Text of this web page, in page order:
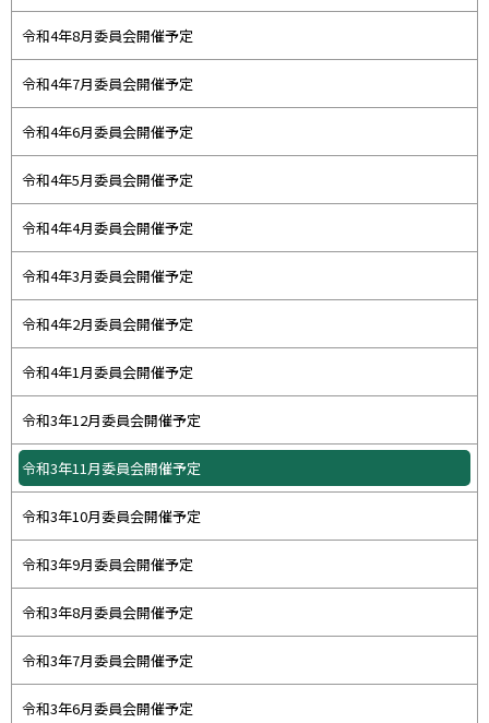
令和4年8月委員会開催予定
令和4年7月委員会開催予定
令和4年6月委員会開催予定
令和4年5月委員会開催予定
令和4年4月委員会開催予定
令和4年3月委員会開催予定
令和4年2月委員会開催予定
令和4年1月委員会開催予定
令和3年12月委員会開催予定
令和3年11月委員会開催予定
令和3年10月委員会開催予定
令和3年9月委員会開催予定
令和3年8月委員会開催予定
令和3年7月委員会開催予定
令和3年6月委員会開催予定